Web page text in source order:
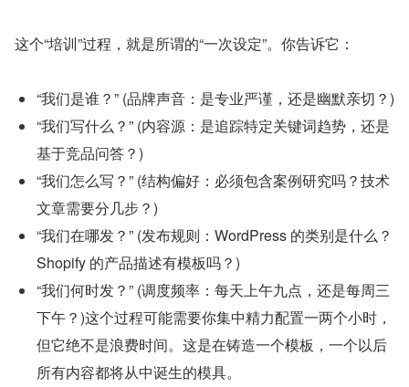
这个“培训”过程，就是所谓的“一次设定”。你告诉它：
“我们是谁？” (品牌声音：是专业严谨，还是幽默亲切？)
“我们写什么？” (内容源：是追踪特定关键词趋势，还是
基于竞品问答？)
“我们怎么写？” (结构偏好：必须包含案例研究吗？技术
文章需要分几步？)
“我们在哪发？” (发布规则：WordPress 的类别是什么？
Shopify 的产品描述有模板吗？)
“我们何时发？” (调度频率：每天上午九点，还是每周三
下午？)这个过程可能需要你集中精力配置一两个小时，
但它绝不是浪费时间。这是在铸造一个模板，一个以后
所有内容都将从中诞生的模具。